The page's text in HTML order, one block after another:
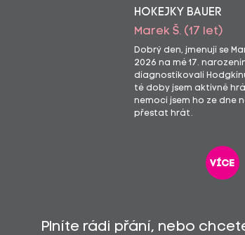
HOKEJKY BAUER
Marek Š. (17 let)
Dobrý den, jmenuji se
2026 na mé 17.
diagnostikovali
té doby jsem aktivně
nemoci jsem ho ze dne
přestat hrát.
více
Plníte rádi přání, nebo